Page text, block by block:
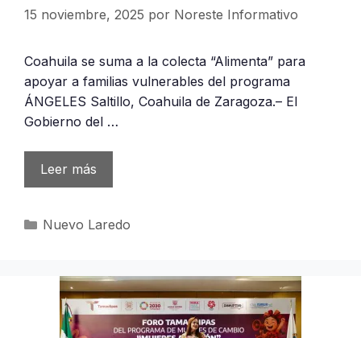
15 noviembre, 2025 por Noreste Informativo
Coahuila se suma a la colecta “Alimenta” para
apoyar a familias vulnerables del programa
ÁNGELES Saltillo, Coahuila de Zaragoza.– El
Gobierno del …
Leer más
Categorías
Nuevo Laredo